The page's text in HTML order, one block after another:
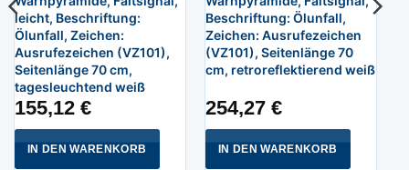
leicht, Beschriftung:
Ölunfall, Zeichen:
Ausrufezeichen (VZ101),
Seitenlänge 70 cm,
tagesleuchtend weiß
155,12 €
IN DEN WARENKORB
Beschriftung: Ölunfall,
Zeichen: Ausrufezeichen
(VZ101), Seitenlänge 70
cm, retroreflektierend weiß
254,27 €
IN DEN WARENKORB